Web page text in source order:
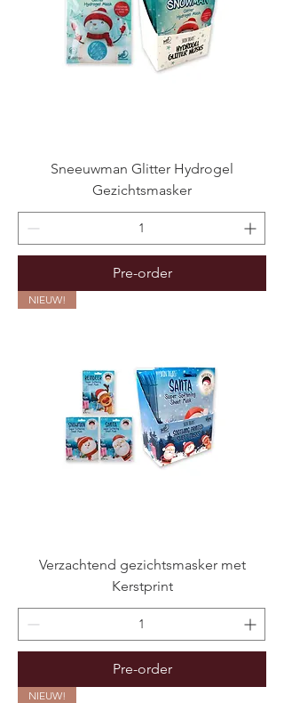
Sneeuwman Glitter Hydrogel
Gezichtsmasker
Pre-order
NIEUW!
Verzachtend gezichtsmasker met
Kerstprint
Pre-order
NIEUW!